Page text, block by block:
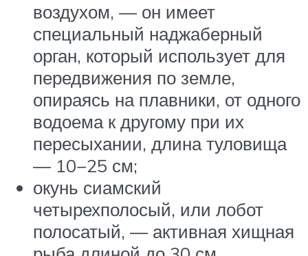
воздухом, — он имеет
специальный наджаберный
орган, который использует для
передвижения по земле,
опираясь на плавники, от одного
водоема к другому при их
пересыхании, длина туловища
— 10−25 см;
окунь сиамский
четырехполосый, или лобот
полосатый, — активная хищная